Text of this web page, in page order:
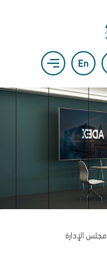
مجلس الإدارة